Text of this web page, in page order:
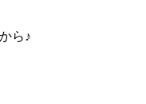
ら♪